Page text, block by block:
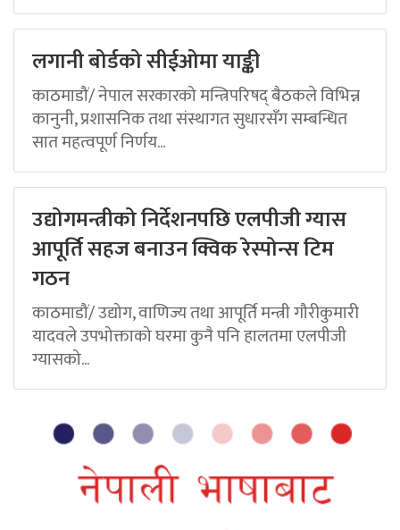
लगानी बोर्डको सीईओमा याङ्की
काठमाडौं/ नेपाल सरकारको मन्त्रिपरिषद् बैठकले विभिन्न
कानुनी, प्रशासनिक तथा संस्थागत सुधारसँग सम्बन्धित
सात महत्वपूर्ण निर्णय...
उद्योगमन्त्रीको निर्देशनपछि एलपीजी ग्यास
आपूर्ति सहज बनाउन क्विक रेस्पोन्स टिम
गठन
काठमाडौं/ उद्योग, वाणिज्य तथा आपूर्ति मन्त्री गौरीकुमारी
यादवले उपभोक्ताको घरमा कुनै पनि हालतमा एलपीजी
ग्यासको...